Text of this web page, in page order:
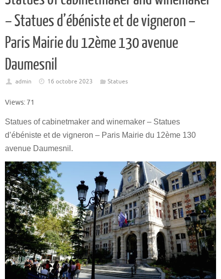
– Statues d’ébéniste et de vigneron –
Paris Mairie du 12ème 130 avenue
Daumesnil
admin 16 octobre 2023 Statues
Views: 71
Statues of cabinetmaker and winemaker – Statues
d’ébéniste et de vigneron – Paris Mairie du 12ème 130
avenue Daumesnil.